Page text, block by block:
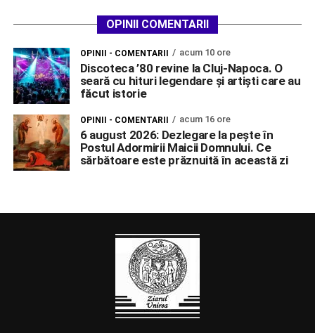
OPINII COMENTARII
OPINII - COMENTARII acum 10 ore
Discoteca ’80 revine la Cluj-Napoca. O
seară cu hituri legendare și artiști care au
făcut istorie
OPINII - COMENTARII acum 16 ore
6 august 2026: Dezlegare la pește în
Postul Adormirii Maicii Domnului. Ce
sărbătoare este prăznuită în această zi